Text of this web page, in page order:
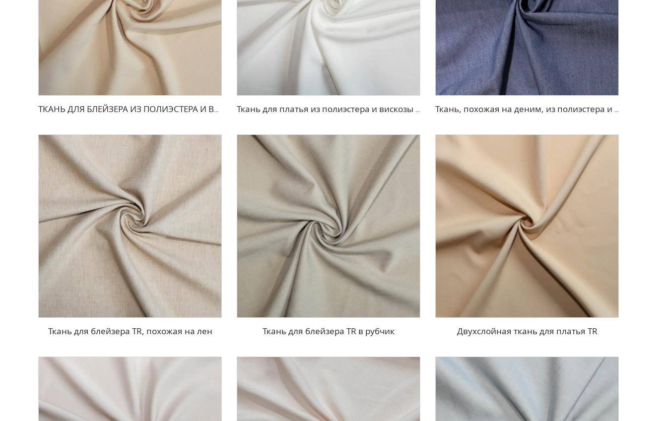
ТКАНЬ ДЛЯ БЛЕЙЗЕРА ИЗ ПОЛИЭСТЕРА И ВИСКОЗЫ Ткань для платья из полиэстера и вискозы с эффектом стрейч Ткань, похожая на деним, из полиэстера и вискозы
Ткань для блейзера TR, похожая на лен Ткань для блейзера TR в рубчик Двухслойная ткань для платья TR